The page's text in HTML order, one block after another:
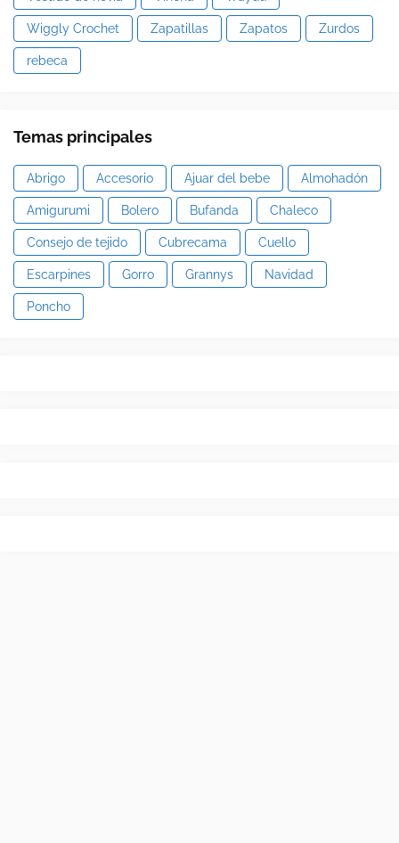
Wiggly Crochet Zapatillas Zapatos Zurdos
rebeca
Temas principales
Abrigo Accesorio Ajuar del bebe Almohadón
Amigurumi Bolero Bufanda Chaleco
Consejo de tejido Cubrecama Cuello
Escarpines Gorro Grannys Navidad
Poncho